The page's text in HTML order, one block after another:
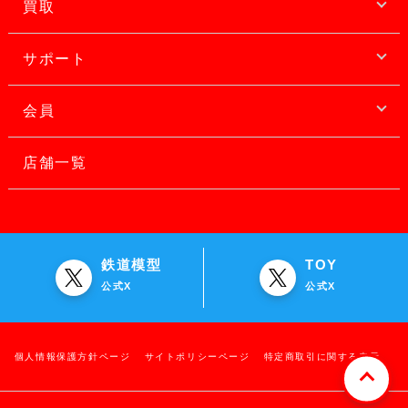
買取
サポート
会員
店舗一覧
鉄道模型
公式X
TOY
公式X
個人情報保護方針ページ サイトポリシーページ 特定商取引に関する表示